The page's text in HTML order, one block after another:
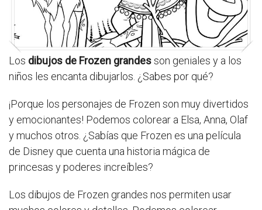
Los dibujos de Frozen grandesson geniales y a los
niños les encanta dibujarlos. ¿Sabes por qué?
¡Porque los personajes de Frozen son muy divertidos
y emocionantes! Podemos colorear a Elsa, Anna, Olaf
y muchos otros. ¿Sabías que Frozen es una película
de Disney que cuenta una historia mágica de
princesas y poderes increíbles?
Los dibujos de Frozen grandes nos permiten usar